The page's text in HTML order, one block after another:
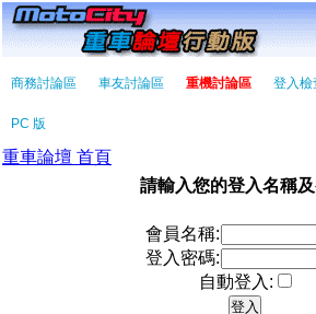
商務討論區 車友討論區 重機討論區 登入檢
PC 版
重車論壇 首頁
請輸入您的登入名稱
會員名稱:
登入密碼:
自動登入: